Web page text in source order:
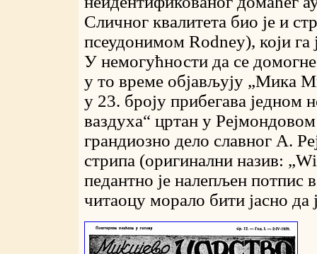
Сличног квалитета био је и
псеудонимом Rodney), који га
У немогућности да се
у то време објављују „Мика
у 23. броју прибегава једном
ваздуха“ цртан у
грандиозно дело славног А.
стрипа (оригинални назив:
педантно је налепљен потпис
читаоцу морало бити јасно да